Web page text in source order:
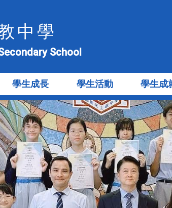
中學
School
學生成長 學生活動 學生成